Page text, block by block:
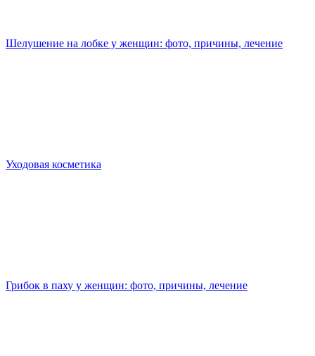
Шелушение на лобке у женщин: фото, причины, лечение
Уходовая косметика
Грибок в паху у женщин: фото, причины, лечение